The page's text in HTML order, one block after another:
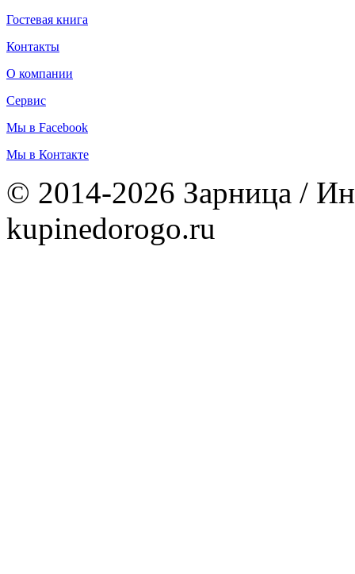
Гостевая книга
Контакты
О компании
Сервис
Мы в Facebook
Мы в Контакте
© 2014-2026 Зарница /
kupinedorogo.ru